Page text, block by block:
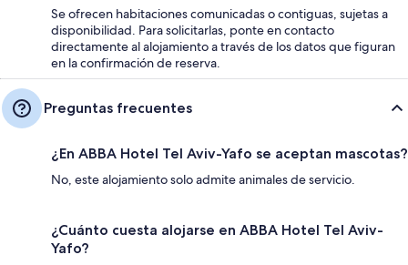
Se ofrecen habitaciones comunicadas o contiguas, sujetas a
disponibilidad. Para solicitarlas, ponte en contacto
directamente al alojamiento a través de los datos que figuran
en la confirmación de reserva.
Preguntas frecuentes
¿En ABBA Hotel Tel Aviv-Yafo se aceptan mascotas?
No, este alojamiento solo admite animales de servicio.
¿Cuánto cuesta alojarse en ABBA Hotel Tel Aviv-
Yafo?